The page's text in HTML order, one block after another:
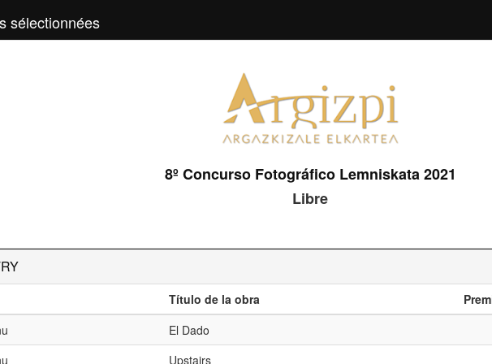
sélectionnées
8º Concurso Fotográfico Lemniskata 2021
Libre
Título de la obra
El Dado
Upstairs